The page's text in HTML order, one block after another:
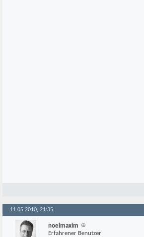
11.05.2010, 21:35
noelmaxim
Erfahrener Benutzer